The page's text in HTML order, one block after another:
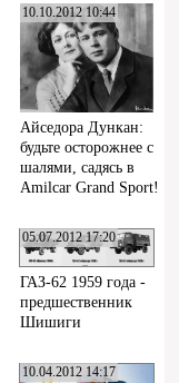
10.10.2012 10:44
Айседора Дункан:
будьте осторожнее с
шалями, садясь в
Amilcar Grand Sport!
05.07.2012 17:20
ГАЗ-62 1959 года -
предшественник
Шишиги
10.04.2012 14:17